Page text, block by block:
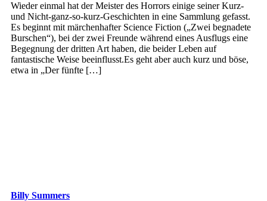
Wieder einmal hat der Meister des Horrors einige seiner Kurz-
und Nicht-ganz-so-kurz-Geschichten in eine Sammlung gefasst.
Es beginnt mit märchenhafter Science Fiction („Zwei begnadete
Burschen“), bei der zwei Freunde während eines Ausflugs eine
Begegnung der dritten Art haben, die beider Leben auf
fantastische Weise beeinflusst.Es geht aber auch kurz und böse,
etwa in „Der fünfte […]
Billy Summers